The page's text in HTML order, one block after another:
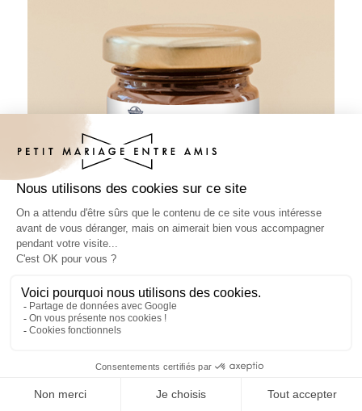
Pâte à tartiner mariage Marinel